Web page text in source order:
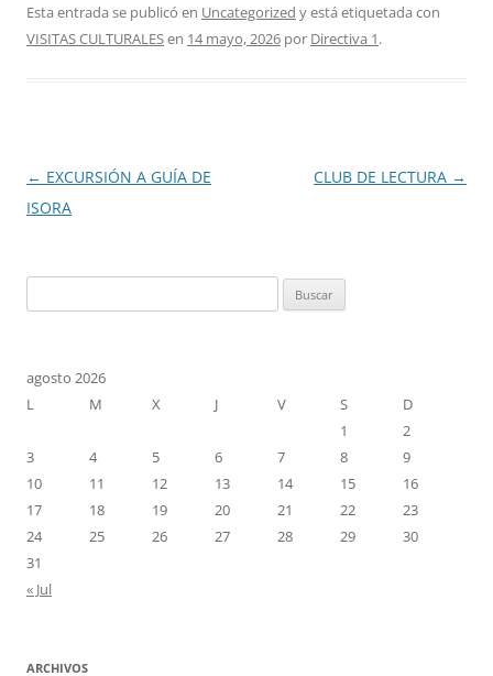
Esta entrada se publicó en Uncategorized y está etiquetada con
VISITAS CULTURALESen 14 mayo, 2026 por Directiva 1.
Navegación
de
← EXCURSIÓN A GUÍA DE
ISORA
CLUB DE LECTURA →
agosto 2026
L
M X J V S
D
1
2
3
4 5 6 7 8
9
10
11 12 13 14 15
16
17
18 19 20 21 22
23
24
25 26 27 28 29
30
31
« Jul
ARCHIVOS